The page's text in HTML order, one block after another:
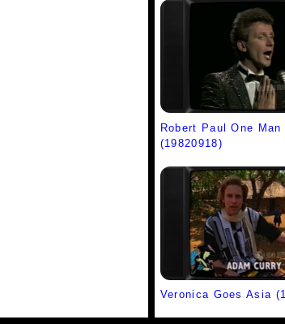
Robert Paul One Man
(19820918)
Veronica Goes Asia